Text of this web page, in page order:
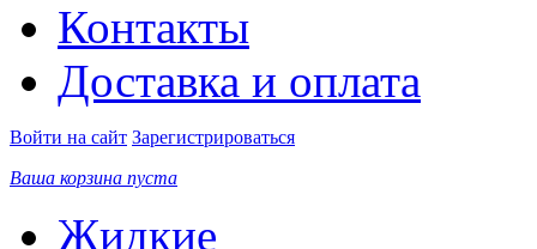
Контакты
Доставка и оплата
Войти на сайт Зарегистрироваться
Ваша корзина пуста
Жидкие